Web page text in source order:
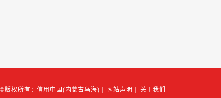
©版权所有：信用中国(内蒙古乌海) 网站声明
关于我们